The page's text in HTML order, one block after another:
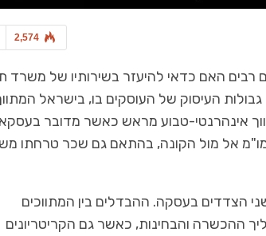
2,574
האם כדאי להיעזר בשירותיו של משרד
העיסוק של העוסקים בו, בישראל
אינהרנטי-טבוע מראש כאשר מדובר
במו"מ אל מול הקונה, בהתאם גם שכר טרחתו
הצדדים בעסקה. ההבדלים בין המתווכים
ההכשרה והבחינות, כאשר גם הקריטריונים
אדריכלות ועיצוב
הכוכבים הגדולים של